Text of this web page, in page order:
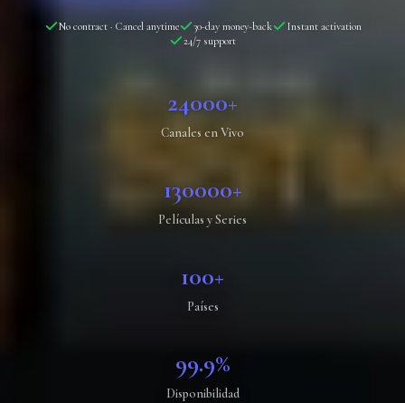
No contract · Cancel anytime 30-day money-back
Instant activation
24/7 support
24000+
Canales en Vivo
130000+
Películas y Series
100+
Países
99.9%
Disponibilidad